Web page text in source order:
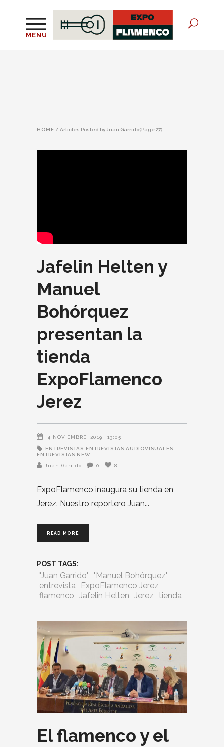
MENU
HOME / Articles Posted by Juan Garrido(Page 27)
Jafelin Helten y
Manuel
Bohórquez
presentan la
tienda
ExpoFlamenco
Jerez
4 NOVIEMBRE, 2019 13:05
ENTREVISTAS ENTREVISTAS AUDIOVISUALES
ENTREVISTAS NEW
Juan Garrido
0 8
ExpoFlamenco inaugura su tienda en
Jerez. Nuestro reportero Juan
READ MORE
POST TAGS:
"Juan Garrido"
"Manuel Bohórquez"
entrevista
ExpoFlamenco Jerez
flamenco Jafelin Helten Jerez tienda
El flamenco y el